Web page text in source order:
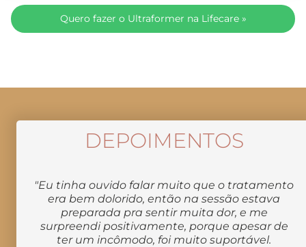
SEGURANÇA
Toda a supervisão da nossa Clínica é feita pelo
Globo! E claro, contamos também com a supervisão
técnica realizada pela Dra. Flavia Agnes, formada em
Fisioterapia com Pós-graduação em Dermato-
funcional.
Quero fazer o Ultraformer na Lifecare »
DEPOIMENTOS
"Eu tinha ouvido falar muito que o tratamento
era bem dolorido, então na sessão estava
preparada pra sentir muita dor, e me
surpreendi positivamente, porque apesar de
ter um incômodo, foi muito suportável.